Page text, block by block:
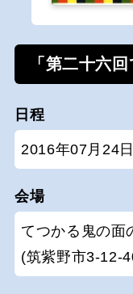
「第二十六
日程
2016年07月24
会場
てつかる鬼の面
(筑紫野市3-12-